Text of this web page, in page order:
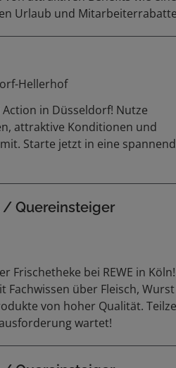
Urlaub und
Hellerhof
in Düsseldorf! Nutze
attraktive Konditionen und
Starte jetzt in eine
/ Quereinsteiger
Frischetheke bei REWE in Köln!
Fachwissen über Fleisch,
von hoher Qualität.
wartet!